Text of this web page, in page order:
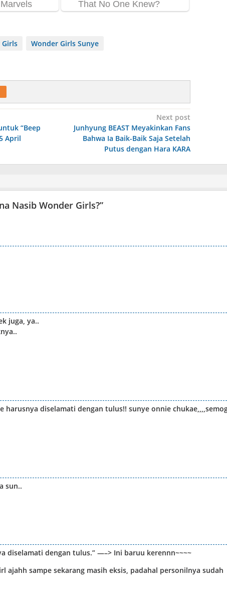
Wonder Girls Sunye
“Beep
April
Next post
Junhyung BEAST Meyakinkan Fans
Bahwa Ia Baik-Baik Saja Setelah
Putus dengan Hara KARA
Nasib Wonder Girls?”
juga, ya..
diselamati dengan tulus!! sunye onnie
sun..
diselamati dengan tulus.” —–> Ini baruu kerennn~~~~
ajahh sampe sekarang masih eksis, padahal personilnya sudah